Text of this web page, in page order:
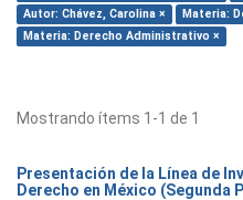
Autor: Chávez, Carolina ×
Materia:
Materia: Derecho Administrativo ×
Mostrando ítems 1-1 de 1
Presentación de la Línea de
Derecho en México (Segunda